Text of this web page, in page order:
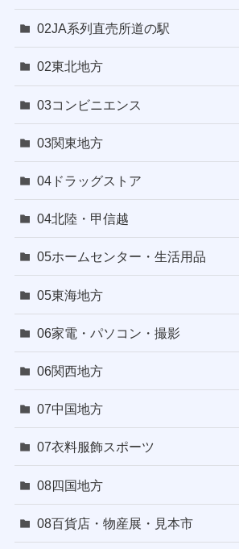
02JA系列直売所道の駅
02東北地方
03コンビニエンス
03関東地方
04ドラッグストア
04北陸・甲信越
05ホームセンター・生活用品
05東海地方
06家電・パソコン・撮影
06関西地方
07中国地方
07衣料服飾スポーツ
08四国地方
08百貨店・物産展・見本市